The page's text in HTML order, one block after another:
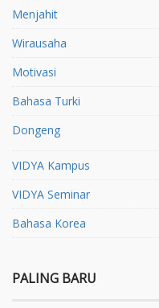
Menjahit
Wirausaha
Motivasi
Bahasa Turki
Dongeng
VIDYA Kampus
VIDYA Seminar
Bahasa Korea
PALING BARU